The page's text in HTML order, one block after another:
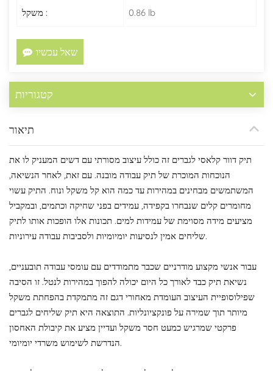
משקל : 0.86 lb
שאל עכשיו
קטגוריות
תיאור
תיק דוור קלאסי לגברים זה כולל עיצוב מסורתי עם דשים המעניק לו את
הנוכחות המוכרת של תיק עבודה מובנה. עם זאת, לאחר הנשיאה,
המשתמשים מבחינים במהירות עד כמה הוא קל משקל ונוח. התיק עשוי
מחומרים קלים שנבחרו בקפידה, עמידים בפני שחיקה וכתמים, ובמקביל
מציעים מידה מסוימת של עמידות למים. תכונות אלו הופכות אותו לתיק
שליחים אמין לנסיעות יומיומיות ולסביבות עבודה עירוניות.
עבור אנשי מקצוע מודרניים שכבר מתמודדים עם עומסי עבודה תובעניים,
נשיאת תיק כבד לאורך כל היום יכולה להפוך במהירות לנטל. זו הסיבה
שפילוסופיית העיצוב העומדת מאחורי דגם זה מתמקדת בהפחתת משקל
מיותר תוך שמירה על פונקציונליות. התוצאה היא תיק שליחים לגברים
פרקטי שמרגיש כמעט חסר משקל ועדיין מציע את קיבולת האחסון
הנדרשת לשימוש משרדי יומיומי.